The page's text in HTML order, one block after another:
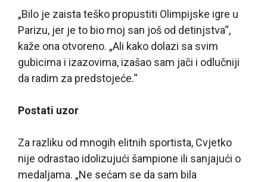
„Bilo je zaista teško propustiti Olimpijske igre u
Parizu, jer je to bio moj san još od detinjstva“,
kaže ona otvoreno. „Ali kako dolazi sa svim
gubicima i izazovima, izašao sam jači i odlučniji
da radim za predstojeće.“
Postati uzor
Za razliku od mnogih elitnih sportista, Cvjetko
nije odrastao idolizujući šampione ili sanjajući o
medaljama. „Ne sećam se da sam bila